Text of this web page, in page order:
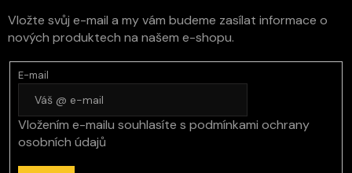
Vložte svůj e-mail a my vám budeme zasílat informace o
nových produktech na našem e-shopu.
E-mail
Vložením e-mailu souhlasíte s podmínkami ochrany
osobních údajů